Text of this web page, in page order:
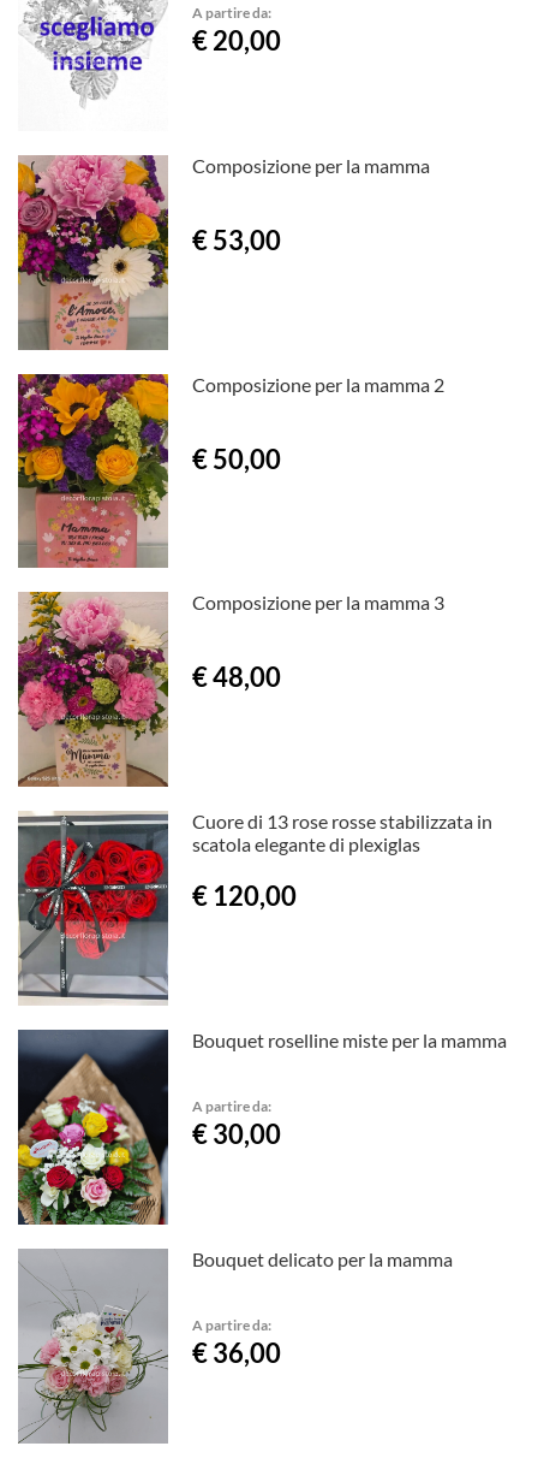
A partire da:
€ 20,00
Composizione per la mamma
€ 53,00
Composizione per la mamma 2
€ 50,00
Composizione per la mamma 3
€ 48,00
Cuore di 13 rose rosse stabilizzata in
scatola elegante di plexiglas
€ 120,00
Bouquet roselline miste per la mamma
A partire da:
€ 30,00
Bouquet delicato per la mamma
A partire da:
€ 36,00